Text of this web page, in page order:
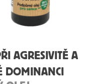
AGRESIVITĚ A
DOMINANCI